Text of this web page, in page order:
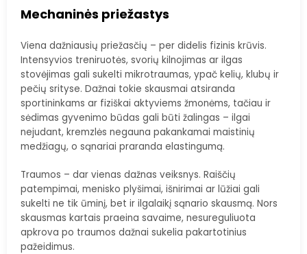
Mechaninės priežastys
Viena dažniausių priežasčių – per didelis fizinis krūvis.
Intensyvios treniruotės, svorių kilnojimas ar ilgas
stovėjimas gali sukelti mikrotraumas, ypač kelių, klubų ir
pečių srityse. Dažnai tokie skausmai atsiranda
sportininkams ar fiziškai aktyviems žmonėms, tačiau ir
sėdimas gyvenimo būdas gali būti žalingas – ilgai
nejudant, kremzlės negauna pakankamai maistinių
medžiagų, o sąnariai praranda elastingumą.
Traumos – dar vienas dažnas veiksnys. Raiščių
patempimai, menisko plyšimai, išnirimai ar lūžiai gali
sukelti ne tik ūminį, bet ir ilgalaikį sąnario skausmą. Nors
skausmas kartais praeina savaime, nesureguliuota
apkrova po traumos dažnai sukelia pakartotinius
pažeidimus.